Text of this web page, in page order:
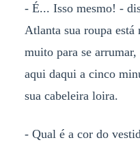
- É... Isso mesmo! -
Atlanta sua roupa está
muito para se
aqui daqui a cinco
sua cabeleira loira.
- Qual é a cor do